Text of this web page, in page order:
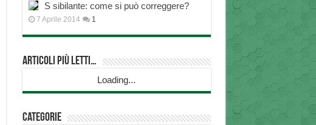
S sibilante: come si può correggere?
7 Aprile 2014 1
Articoli più Letti…
Loading...
Categorie